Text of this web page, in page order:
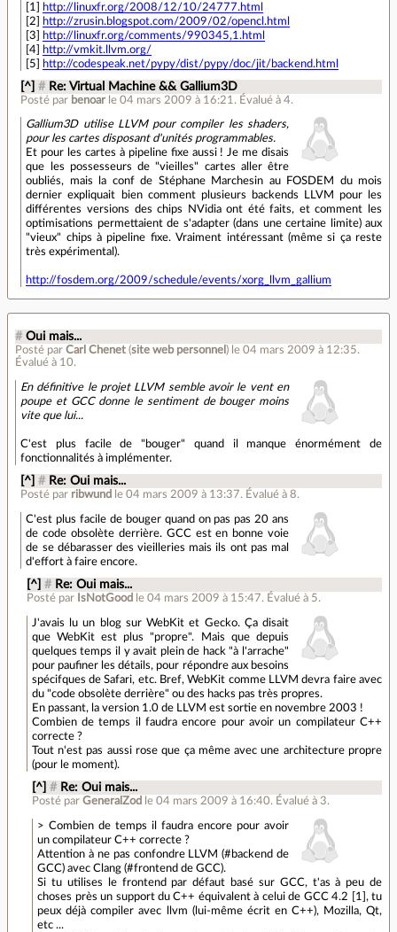
[1]
http://linuxfr.org/2008/12/10/24777.html
[2]
http://zrusin.blogspot.com/2009/02/opencl.html
[3]
http://linuxfr.org/comments/990345,1.html
[4]
http://vmkit.llvm.org/
[5]
http://codespeak.net/pypy/dist/pypy/doc/jit/backend.html
[^] # Re: Virtual Machine && Gallium3D
Posté par benoar le 04 mars 2009 à 16:21 . Évalué à4.
Gallium3D utilise LLVM pour compiler les shaders,
pour les cartes disposant d'unités programmables.
Et pour les cartes à pipeline fixe aussi ! Je me disais
que les possesseurs de "vieilles" cartes aller être
oubliés, mais la conf de Stéphane Marchesin au FOSDEM du mois
dernier expliquait bien comment plusieurs backends LLVM pour les
différentes versions des chips NVidia ont été faits, et comment les
optimisations permettaient de s'adapter (dans une certaine limite) aux
"vieux" chips à pipeline fixe. Vraiment intéressant (même si ça reste
très expérimental).
http://fosdem.org/2009/schedule/events/xorg_llvm_gallium
# Oui mais...
Posté par Carl Chenet (site web personnel ) le 04 mars 2009 à 12:35.
Évalué à 10.
En définitive le projet LLVM semble avoir le vent en
poupe et GCC donne le sentiment de bouger moins
vite que lui...
C'est plus facile de "bouger" quand il manque énormément de
fonctionnalités à implémenter.
[^] # Re: Oui mais...
Posté par ribwund le 04 mars 2009 à 13:37. Évalué à8.
C'est plus facile de bouger quand on pas pas 20 ans
de code obsolète derrière. GCC est en bonne voie
de se débarasser des vieilleries mais ils ont pas mal
d'effort à faire encore.
[^] # Re: Oui mais...
Posté par IsNotGood le 04 mars 2009 à 15:47. Évalué à 5.
J'avais lu un blog sur WebKit et Gecko. Ça disait
que WebKit est plus "propre". Mais que depuis
quelques temps il y avait plein de hack "à l'arrache"
pour paufiner les détails, pour répondre aux besoins
spécifques de Safari, etc. Bref, WebKit comme LLVM devra faire avec
du "code obsolète derrière" ou des hacks pas très propres.
En passant, la version 1.0 de LLVM est sortie en novembre 2003 !
Combien de temps il faudra encore pour avoir un compilateur C++
correcte ?
Tout n'est pas aussi rose que ça même avec une architecture propre
(pour le moment).
[^] # Re: Oui mais...
Posté parGeneralZod le 04 mars 2009 à 16:40. Évalué à 3.
> Combien de temps il faudra encore pour avoir
un compilateur C++ correcte ?
Attention à ne pas confondre LLVM (#backend de
GCC) avec Clang (#frontend de GCC).
Si tu utilises le frontend par défaut basé sur GCC, t'as à peu de
choses près un support du C++ équivalent à celui de GCC 4.2 [1], tu
peux déjà compiler avec llvm (lui-même écrit en C++), Mozilla, Qt,
etc ...